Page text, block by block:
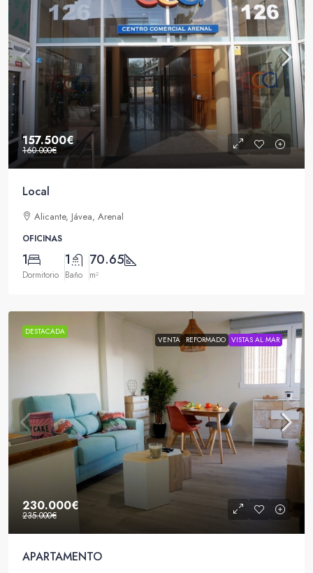
157.500€
160.000€
Local
Alicante, Jávea, Arenal
OFICINAS
1
Dormitorio
1
Baño
70.65
m²
DESTACADA
VENTA REFORMADO VISTAS AL MAR
230.000€
235.000€
APARTAMENTO